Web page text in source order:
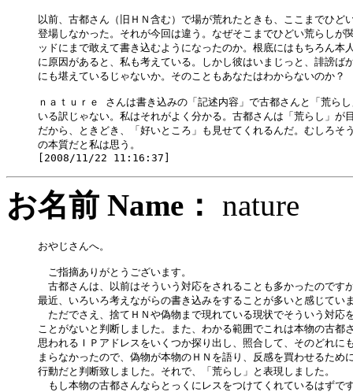
以前、古都さん（旧ＨＮ含む）で場が荒れたときも、ここまでひど
登場しなかった。それが今回は違う。なぜそこまでひどい荒らしが
ッドにまで敢えて書き込むようになったのか。根底にはもちろん本
に原因があると、私も考えている。しかし彼はいまじっと、誹謗ば
にも堪えているじゃないか。そのこともあなたはわからないのか？
ｎａｔｕｒｅ さんは書き込みの「記述内容」で古都さんと「荒ら
いる訳じゃない。私はそれがよく分かる。古都さんは「荒らし」が
だから、ときどき、「好いところ」も見せてくれるんだ。むしろそ
の本質だと私は思う。
お名前 Name：
おやじさんへ。
ご指摘ありがとうございます。
古都さんは、以前はそういう対応をされることも多かったのです
最近、いろいろ考えながらの書き込みをすることが多いと感じてい
ただでさえ、捨てＨＮや偽物まで現れている現状でそういう対応
ことがないと判断しました。また、わかる範囲でこれは本物の古都
思われるＩＰアドレスをいくつか探り出し、照合して、そのどれに
まらなかったので、偽物が本物のＨＮを語り、反感を買わせるため
行動だと判断致しました。それで、「荒らし」と表現しました。
もし本物の古都さんならとっくにレスをつけてくれているはずで